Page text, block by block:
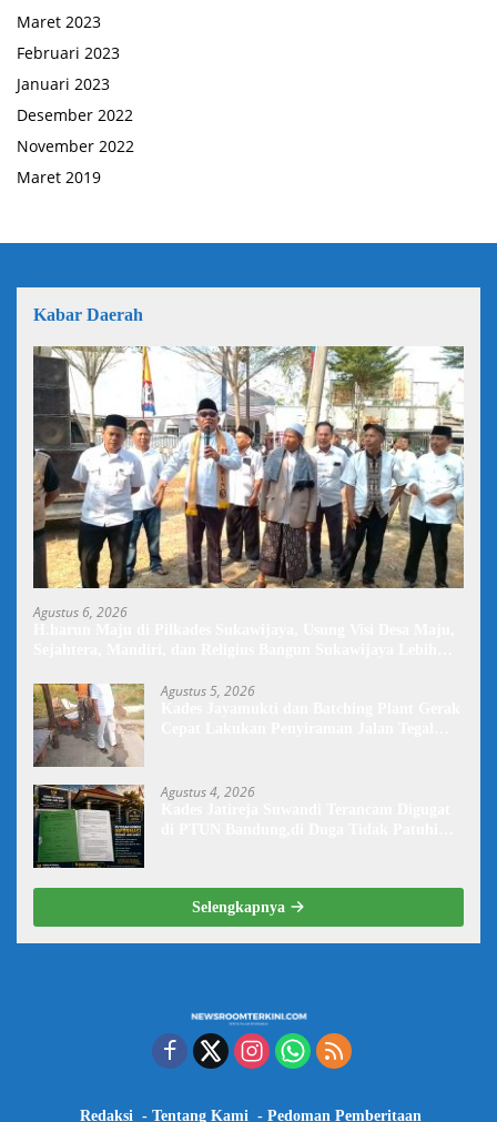
Maret 2023
Februari 2023
Januari 2023
Desember 2022
November 2022
Maret 2019
Kabar Daerah
Agustus 6, 2026
Agustus 5, 2026
Agustus 4, 2026
Selengkapnya
Redaksi Tentang Kami Pedoman Pemberitaan